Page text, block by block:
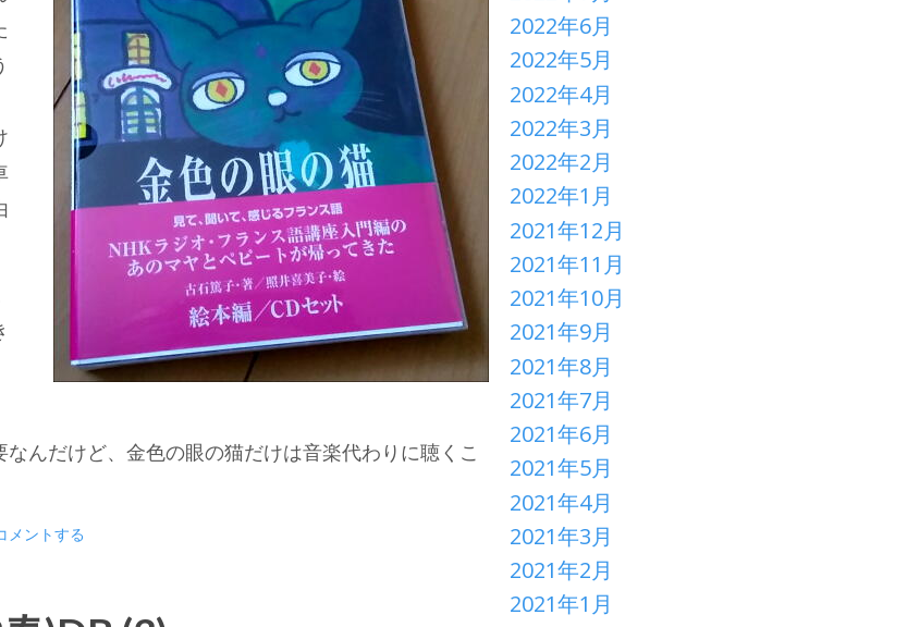
んだけど、金色の眼の猫だけは音楽代わりに聴くこ
メントする
2022年6月
2022年5月
2022年4月
2022年3月
2022年2月
2022年1月
2021年12月
2021年11月
2021年10月
2021年9月
2021年8月
2021年7月
2021年6月
2021年5月
2021年4月
2021年3月
2021年2月
2021年1月